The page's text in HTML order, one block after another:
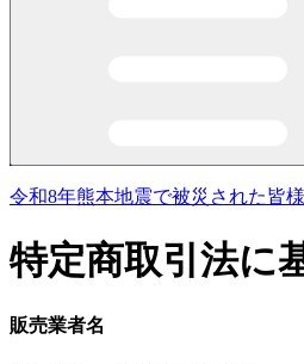
令和8年熊本地震で被災された皆
特定商取引法に
販売業者名